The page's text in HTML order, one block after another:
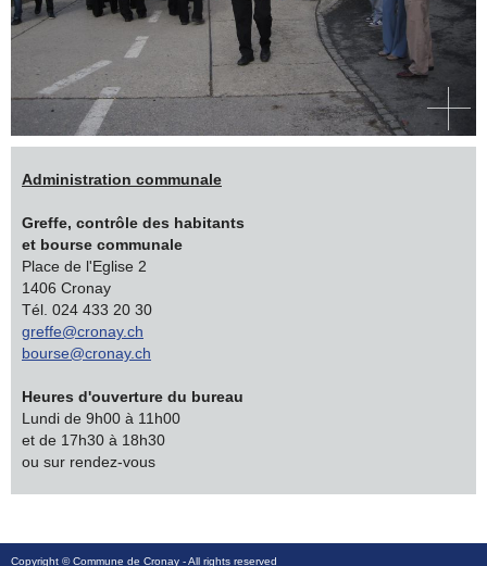
Administration communale
Greffe, contrôle des habitants
et bourse communale
Place de l'Eglise 2
1406 Cronay
Tél. 024 433 20 30
greffe@cronay.ch
bourse@cronay.ch
Heures d'ouverture du bureau
Lundi de 9h00 à 11h00
et de 17h30 à 18h30
ou sur rendez-vous
Copyright ©Commune de Cronay - All rights reserved